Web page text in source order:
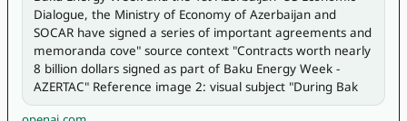
Dialogue, the Ministry of Economy of Azerbaijan and
SOCAR have signed a series of important agreements and
memoranda cove" source context "Contracts worth nearly
8 billion dollars signed as part of Baku Energy Week -
AZERTAC" Reference image 2: visual subject "During Bak